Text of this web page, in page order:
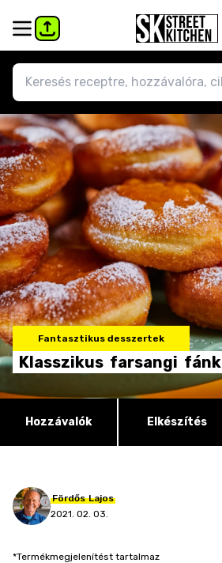
Fantasztikus desszertek
Klasszikus farsangi fánk
Hozzávalók Elkészítés
Fördős Lajos
2021. 02. 03.
*Termékmegjelenítést tartalmaz